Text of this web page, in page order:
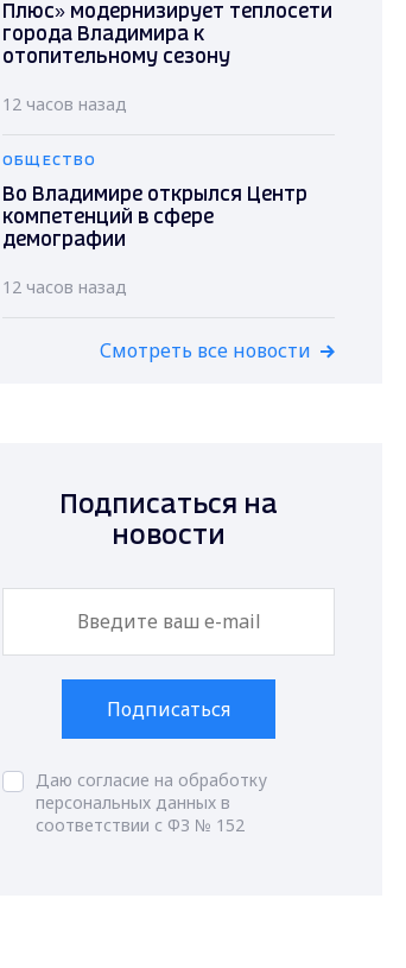
Плюс» модернизирует теплосети
города Владимира к
отопительному сезону
12 часов назад
ОБЩЕСТВО
Во Владимире открылся Центр
компетенций в сфере
демографии
12 часов назад
Смотреть все новости
Подписаться на
новости
Подписаться
Даю согласие на обработку
персональных данных в
соответствии с ФЗ № 152